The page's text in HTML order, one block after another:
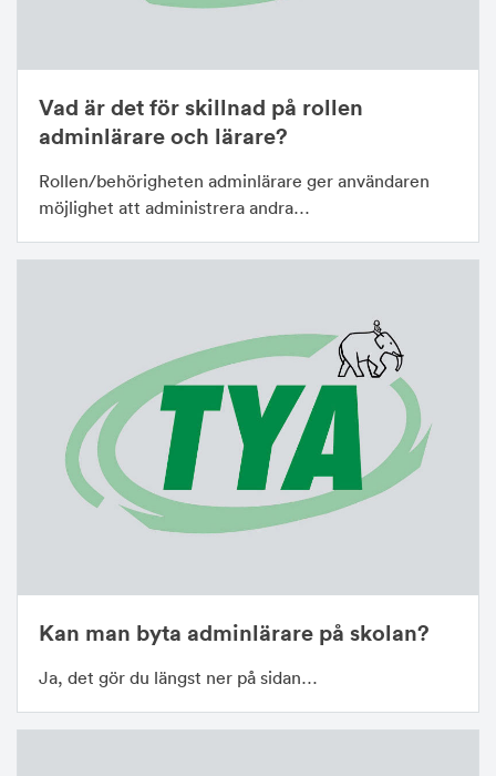
Vad är det för skillnad på rollen
adminlärare och lärare?
Rollen/behörigheten adminlärare ger användaren
möjlighet att administrera andra…
Kan man byta adminlärare på skolan?
Ja, det gör du längst ner på sidan…